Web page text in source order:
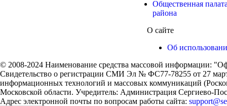
Общественная
района
О сайте
Об
© 2008-2024 Наименование средства массовой информации:
Свидетельство о регистрации СМИ Эл № ФС77-78255 от 27
информационных технологий и массовых коммуникаций
Московской области. Учредитель: Администрация Сергиево-
Адрес электронной почты по вопросам работы сайта: